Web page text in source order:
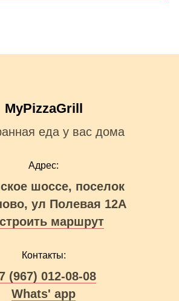
MyPizzaGrill
еда у вас дома
Адрес:
шоссе, поселок
ул Полевая 12А
маршрут
Контакты:
(967) 012-08-08
Whats' app